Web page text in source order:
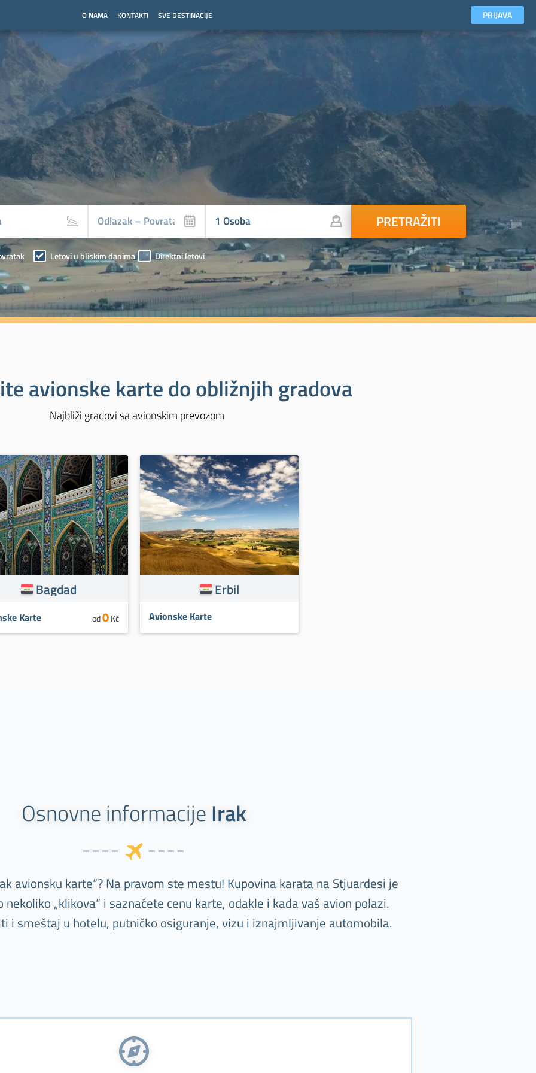
O NAMA KONTAKTI SVE DESTINACIJE PRIJAVA
PRETRAŽITI
Letovi u bliskim danima Direktni letovi
avionske karte do obližnjih gradova
Najbliži gradovi sa avionskim prevozom
Bagdad
Karte od0Kč
Erbil
Avionske Karte
Osnovne informacije Irak
avionsku karte“? Na pravom ste mestu! Kupovina karata na Stjuardesi je
„klikova“ i saznaćete cenu karte, odakle i kada vaš avion polazi.
i smeštaj u hotelu, putničko osiguranje, vizu i iznajmljivanje automobila.